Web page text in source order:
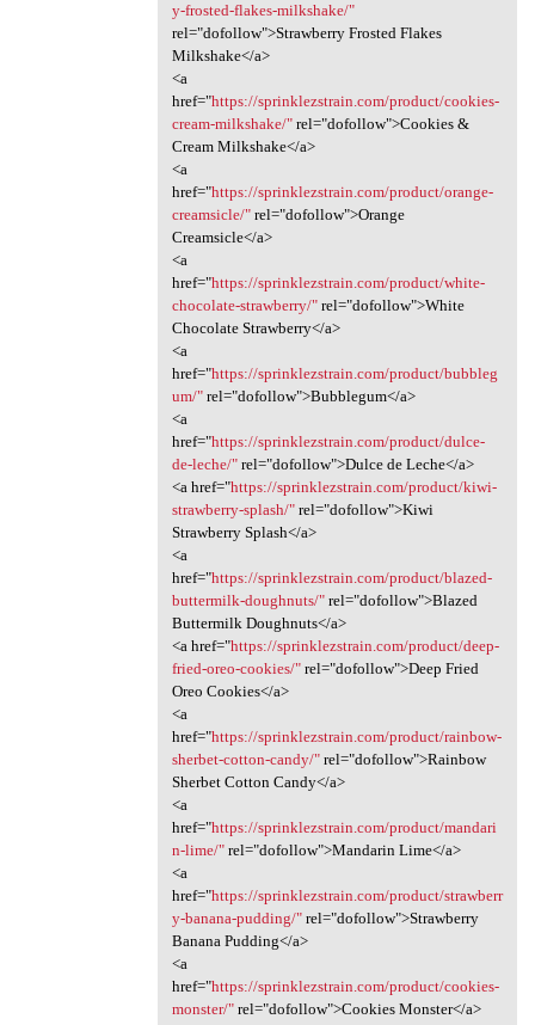
y-frosted-flakes-milkshake/"
rel="dofollow">Strawberry Frosted Flakes
Milkshake</a>
<a
href="https://sprinklezstrain.com/product/cookies-
cream-milkshake/"rel="dofollow">Cookies &
Cream Milkshake</a>
<a
href="https://sprinklezstrain.com/product/orange-
creamsicle/"rel="dofollow">Orange
Creamsicle</a>
<a
href="https://sprinklezstrain.com/product/white-
chocolate-strawberry/"rel="dofollow">White
Chocolate Strawberry</a>
<a
href="https://sprinklezstrain.com/product/bubbleg
um/"rel="dofollow">Bubblegum</a>
<a
href="https://sprinklezstrain.com/product/dulce-
de-leche/"rel="dofollow">Dulce de Leche</a>
<a href="https://sprinklezstrain.com/product/kiwi-
strawberry-splash/"rel="dofollow">Kiwi
Strawberry Splash</a>
<a
href="https://sprinklezstrain.com/product/blazed-
buttermilk-doughnuts/"rel="dofollow">Blazed
Buttermilk Doughnuts</a>
<a href="https://sprinklezstrain.com/product/deep-
fried-oreo-cookies/"rel="dofollow">Deep Fried
Oreo Cookies</a>
<a
href="https://sprinklezstrain.com/product/rainbow-
sherbet-cotton-candy/"rel="dofollow">Rainbow
Sherbet Cotton Candy</a>
<a
href="https://sprinklezstrain.com/product/mandari
n-lime/"rel="dofollow">Mandarin Lime</a>
<a
href="https://sprinklezstrain.com/product/strawberr
y-banana-pudding/"rel="dofollow">Strawberry
Banana Pudding</a>
<a
href="https://sprinklezstrain.com/product/cookies-
monster/"rel="dofollow">Cookies Monster</a>